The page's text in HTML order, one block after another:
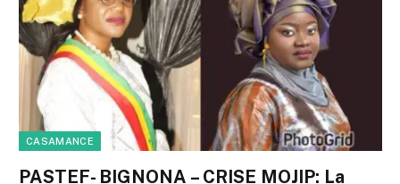
CASAMANCE
PASTEF- BIGNONA – CRISE MOJIP: La